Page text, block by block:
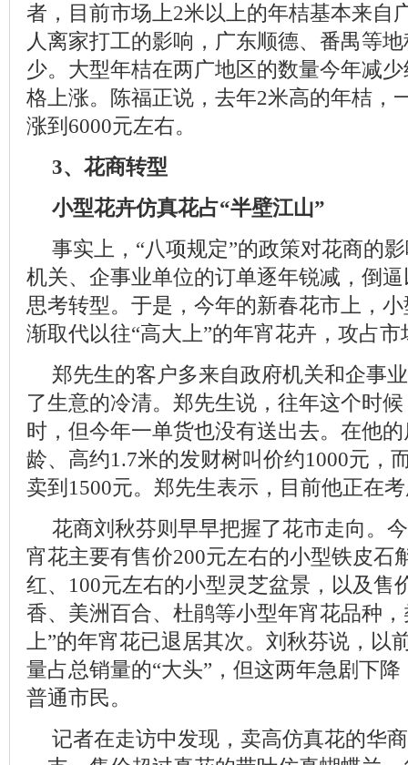
者，目前市场上2米以上的年桔基本来自
人离家打工的影响，广东顺德、番禺等
少。大型年桔在两广地区的数量今年减
格上涨。陈福正说，去年2米高的年桔，
涨到6000元左右。
3、花商转型
小型花卉仿真花占“半壁江山”
事实上，“八项规定”的政策对花商的
机关、企事业单位的订单逐年锐减，倒
思考转型。于是，今年的新春花市上，
渐取代以往“高大上”的年宵花卉，攻占市
郑先生的客户多来自政府机关和企事
了生意的冷清。郑先生说，往年这个时
时，但今年一单货也没有送出去。在他
龄、高约1.7米的发财树叫价约1000元，
卖到1500元。郑先生表示，目前他正在
花商刘秋芬则早早把握了花市走向。
宵花主要有售价200元左右的小型铁皮石
红、100元左右的小型灵芝盆景，以及售
香、美洲百合、杜鹃等小型年宵花品种
上”的年宵花已退居其次。刘秋芬说，以
量占总销量的“大头”，但这两年急剧下
普通市民。
记者在走访中发现，卖高仿真花的华